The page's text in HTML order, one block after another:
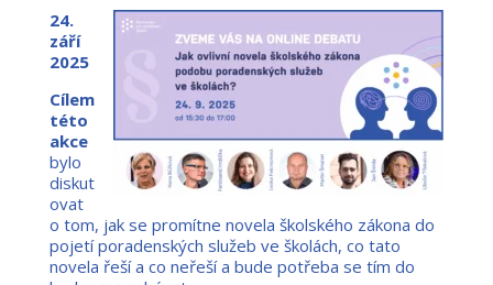
24.
září
2025
Cílem
této
akce
bylo
diskut
ovat
o tom, jak se promítne novela školského zákona do
pojetí poradenských služeb ve školách, co tato
novela řeší a co neřeší a bude potřeba se tím do